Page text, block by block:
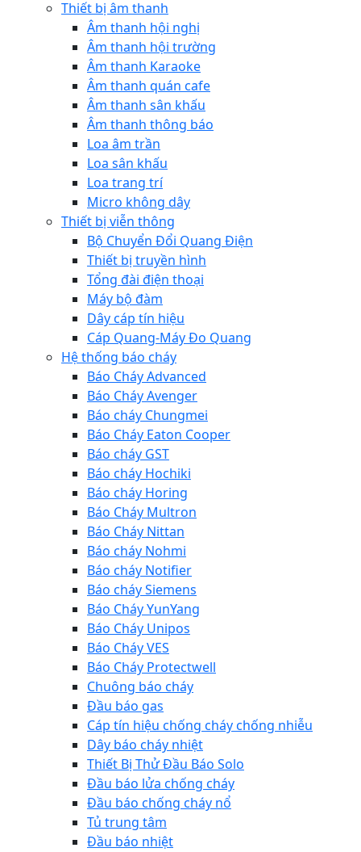
Thiết bị âm thanh
Âm thanh hội nghị
Âm thanh hội trường
Âm thanh Karaoke
Âm thanh quán cafe
Âm thanh sân khấu
Âm thanh thông báo
Loa âm trần
Loa sân khấu
Loa trang trí
Micro không dây
Thiết bị viễn thông
Bộ Chuyển Đổi Quang Điện
Thiết bị truyền hình
Tổng đài điện thoại
Máy bộ đàm
Dây cáp tín hiệu
Cáp Quang-Máy Đo Quang
Hệ thống báo cháy
Báo Cháy Advanced
Báo Cháy Avenger
Báo cháy Chungmei
Báo Cháy Eaton Cooper
Báo cháy GST
Báo cháy Hochiki
Báo cháy Horing
Báo Cháy Multron
Báo Cháy Nittan
Báo cháy Nohmi
Báo cháy Notifier
Báo cháy Siemens
Báo Cháy YunYang
Báo Cháy Unipos
Báo Cháy VES
Báo Cháy Protectwell
Chuông báo cháy
Đầu báo gas
Cáp tín hiệu chống cháy chống nhiễu
Dây báo cháy nhiệt
Thiết Bị Thử Đầu Báo Solo
Đầu báo lửa chống cháy
Đầu báo chống cháy nổ
Tủ trung tâm
Đầu báo nhiệt